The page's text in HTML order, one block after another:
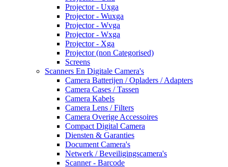
Projector - Uxga
Projector - Wuxga
Projector - Wvga
Projector - Wxga
Projector - Xga
Projector (non Categorised)
Screens
Scanners En Digitale Camera's
Camera Batterijen / Opladers / Adapters
Camera Cases / Tassen
Camera Kabels
Camera Lens / Filters
Camera Overige Accessoires
Compact Digital Camera
Diensten & Garanties
Document Camera's
Netwerk / Beveiligingscamera's
Scanner - Barcode